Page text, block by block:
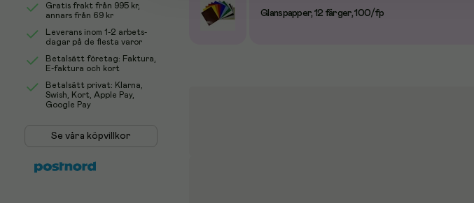
Gratis frakt från 995 kr,
annars från 69 kr
Leverans inom 1-2 arbets-
dagar på de flesta varor
Betalsätt företag: Faktura,
E-faktura och kort
Betalsätt privat: Klarna,
Swish, Kort, Apple Pay,
Google Pay
Se våra köpvillkor
Glanspapper, 12 färger, 100/fp